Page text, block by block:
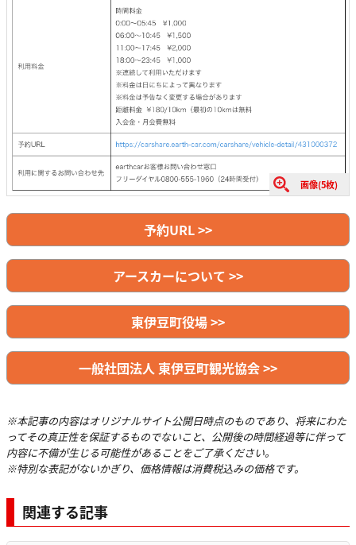
画像(5枚)
予約URL >>
アースカーについて >>
東伊豆町役場 >>
一般社団法人 東伊豆町観光協会 >>
※本記事の内容はオリジナルサイト公開日時点のものであり、将来にわた
ってその真正性を保証するものでないこと、公開後の時間経過等に伴って
内容に不備が生じる可能性があることをご了承ください。
※特別な表記がないかぎり、価格情報は消費税込みの価格です。
関連する記事